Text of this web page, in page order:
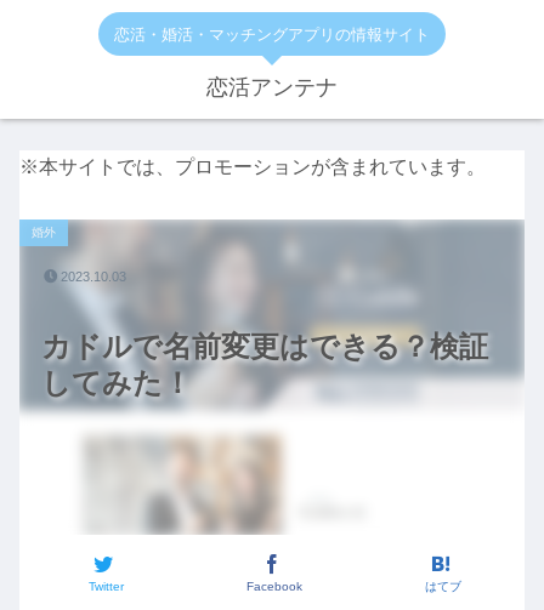
恋活・婚活・マッチングアプリの情報サイト
恋活アンテナ
※本サイトでは、プロモーションが含まれています。
カドルで名前変更はできる？検証
してみた！
婚外
Twitter Facebook はてブ
2023.10.03